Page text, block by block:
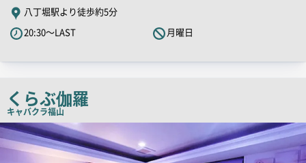
キ
ャ
ッ
ー
八丁堀駅より徒歩約5分
20:30～LAST
月曜日
くらぶ伽羅
キャバクラ福山
店
舗
PR